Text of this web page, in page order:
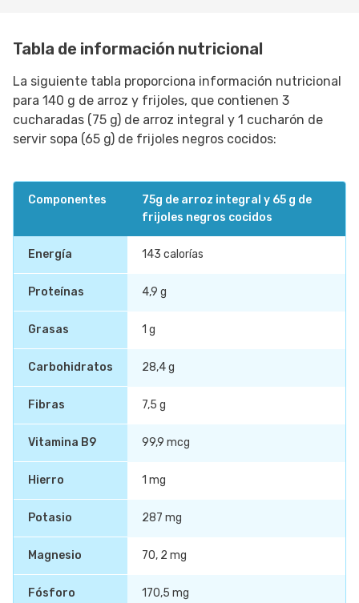
Tabla de información nutricional
La siguiente tabla proporciona información nutricional
para 140 g de arroz y frijoles, que contienen 3
cucharadas (75 g) de arroz integral y 1 cucharón de
servir sopa (65 g) de frijoles negros cocidos:
Componentes
75g de arroz integral y 65 g de
frijoles negros cocidos
Energía 143 calorías
Proteínas 4,9 g
Grasas 1 g
Carbohidratos 28,4 g
Fibras 7,5 g
Vitamina B9 99,9 mcg
Hierro 1 mg
Potasio 287 mg
Magnesio 70, 2 mg
Fósforo 170,5 mg